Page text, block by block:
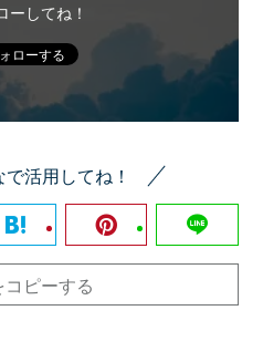
ーしてね！
活用してね！
コピーする